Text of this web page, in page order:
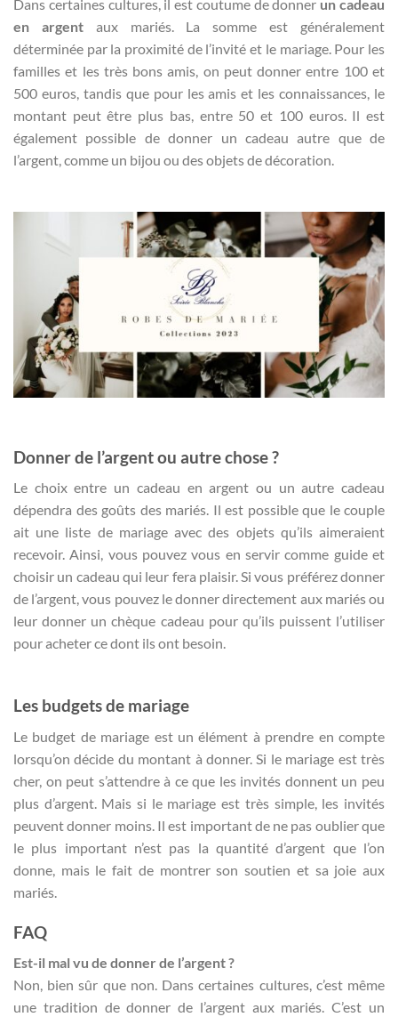
Dans certaines cultures, il est coutume de donner un cadeau
en argentaux mariés. La somme est généralement
déterminée par la proximité de l’invité et le mariage. Pour les
familles et les très bons amis, on peut donner entre 100 et
500 euros, tandis que pour les amis et les connaissances, le
montant peut être plus bas, entre 50 et 100 euros. Il est
également possible de donner un cadeau autre que de
l’argent, comme un bijou ou des objets de décoration.
Donner de l’argent ou autre chose ?
Le choix entre un cadeau en argent ou un autre cadeau
dépendra des goûts des mariés. Il est possible que le couple
ait une liste de mariage avec des objets qu’ils aimeraient
recevoir. Ainsi, vous pouvez vous en servir comme guide et
choisir un cadeau qui leur fera plaisir. Si vous préférez donner
de l’argent, vous pouvez le donner directement aux mariés ou
leur donner un chèque cadeau pour qu’ils puissent l’utiliser
pour acheter ce dont ils ont besoin.
Les budgets de mariage
Le budget de mariage est un élément à prendre en compte
lorsqu’on décide du montant à donner. Si le mariage est très
cher, on peut s’attendre à ce que les invités donnent un peu
plus d’argent. Mais si le mariage est très simple, les invités
peuvent donner moins. Il est important de ne pas oublier que
le plus important n’est pas la quantité d’argent que l’on
donne, mais le fait de montrer son soutien et sa joie aux
mariés.
FAQ
Est-il mal vu de donner de l’argent ?
Non, bien sûr que non. Dans certaines cultures, c’est même
une tradition de donner de l’argent aux mariés. C’est un